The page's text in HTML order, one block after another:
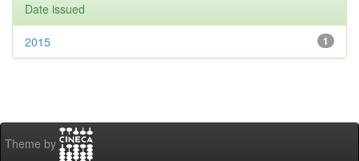
Date issued
1
2015
Theme by